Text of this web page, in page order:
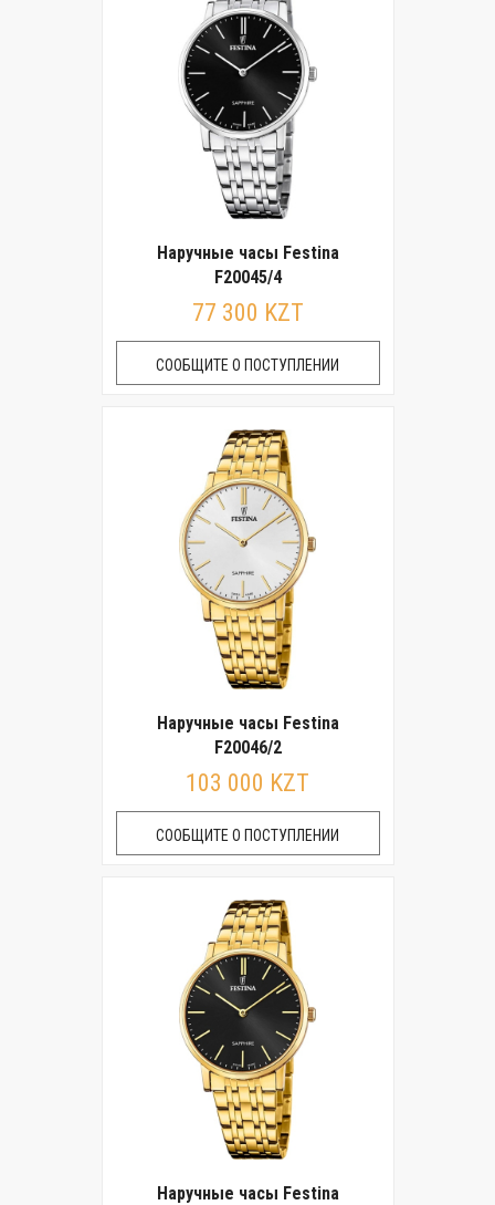
Наручные часы Festina
F20045/4
77 300 KZT
СООБЩИТЕ О ПОСТУПЛЕНИИ
Наручные часы Festina
F20046/2
103 000 KZT
СООБЩИТЕ О ПОСТУПЛЕНИИ
Наручные часы Festina